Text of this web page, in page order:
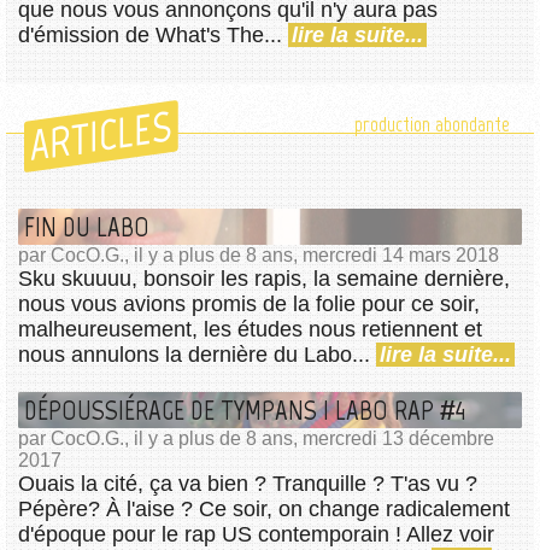
que nous vous annonçons qu'il n'y aura pas
d'émission de What's The... lire la suite...
ARTICLES production abondante
FIN DU LABO
par CocO.G., il y a plus de 8 ans, mercredi 14 mars 2018
Sku skuuuu, bonsoir les rapis, la semaine dernière,
nous vous avions promis de la folie pour ce soir,
malheureusement, les études nous retiennent et
nous annulons la dernière du Labo... lire la suite...
DÉPOUSSIÉRAGE DE TYMPANS | LABO RAP #4
par CocO.G., il y a plus de 8 ans, mercredi 13 décembre
2017
Ouais la cité, ça va bien ? Tranquille ? T'as vu ?
Pépère? À l'aise ? Ce soir, on change radicalement
d'époque pour le rap US contemporain ! Allez voir